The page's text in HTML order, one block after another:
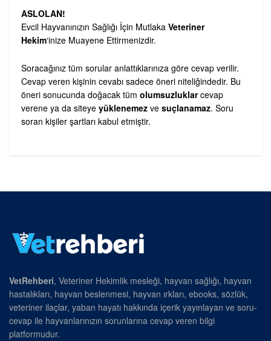
ASLOLAN!
Evcil Hayvanınızın Sağlığı İçin Mutlaka Veteriner
Hekim‘inize Muayene Ettirmenizdir.
Soracağınız tüm sorular anlattıklarınıza göre cevap verilir.
Cevap veren kişinin cevabı sadece öneri niteliğindedir. Bu
öneri sonucunda doğacak tüm olumsuzluklarcevap
verene ya da siteye yüklenemez ve suçlanamaz. Soru
soran kişiler şartları kabul etmiştir.
VetRehberi, Veteriner Hekimlik mesleği, hayvan sağlığı, hayvan
hastalıkları, hayvan beslenmesi, hayvan ırkları, ebooks, sözlük,
veteriner ilaçlar, yaban hayatı hakkında içerik yayınlayan ve soru-
cevap ile hayvanlarınızın sorunlarına cevap veren bilgi
platformudur.